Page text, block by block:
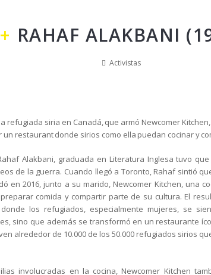
RAHAF ALAKBANI
Activistas
refugiada siria en Canadá, que armó Newcomer
restaurant donde sirios como ella puedan cocinar y
Alakbani, graduada en Literatura Inglesa tuvo
de la guerra. Cuando llegó a Toronto, Rahaf sintió
en 2016, junto a su marido, Newcomer Kitchen, una
comida y compartir parte de su cultura. El
los refugiados, especialmente mujeres, se
sino que además se transformó en un restaurante
alrededor de 10.000 de los 50.000 refugiados sirios
involucradas en la cocina, Newcomer Kitchen